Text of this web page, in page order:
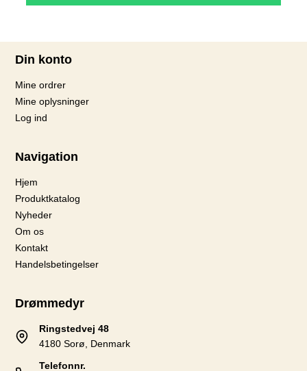
Din konto
Mine ordrer
Mine oplysninger
Log ind
Navigation
Hjem
Produktkatalog
Nyheder
Om os
Kontakt
Handelsbetingelser
Drømmedyr
Ringstedvej 48
4180 Sorø, Denmark
Telefonnr.